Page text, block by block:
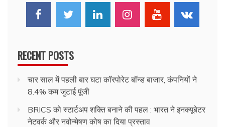
RECENT POSTS
चार साल में पहली बार घटा कॉरपोरेट बॉन्ड बाजार, कंपनियों ने
8.4% कम जुटाई पूंजी
BRICS को स्टार्टअप शक्ति बनाने की पहल : भारत ने इनक्यूबेटर
नेटवर्क और नवोन्मेषण कोष का दिया प्रस्ताव